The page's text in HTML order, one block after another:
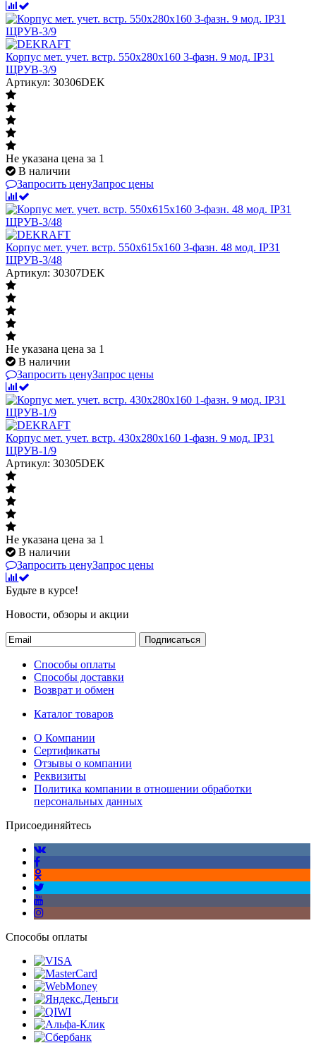
Корпус мет. учет. встр. 550х280х160 3-фазн. 9 мод. IP31
ЩРУВ-3/9
Артикул: 30306DEK
Не указана цена за 1
В наличии
Запросить ценуЗапрос цены
Корпус мет. учет. встр. 550х615х160 3-фазн. 48 мод. IP31
ЩРУВ-3/48
Артикул: 30307DEK
Не указана цена за 1
В наличии
Запросить ценуЗапрос цены
Корпус мет. учет. встр. 430х280х160 1-фазн. 9 мод. IP31
ЩРУВ-1/9
Артикул: 30305DEK
Не указана цена за 1
В наличии
Запросить ценуЗапрос цены
Будьте в курсе!
Новости, обзоры и акции
Подписаться
Способы оплаты
Способы доставки
Возврат и обмен
Каталог товаров
О Компании
Сертификаты
Отзывы о компании
Реквизиты
Политика компании в отношении обработки
персональных данных
Присоединяйтесь
Способы оплаты